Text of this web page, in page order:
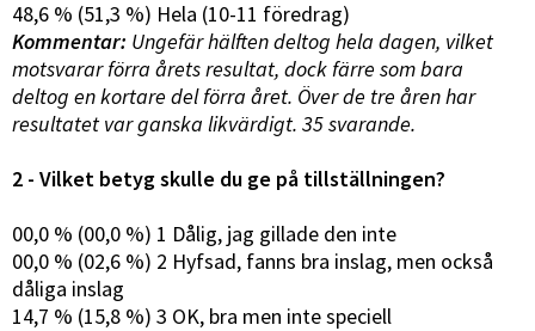
48,6 % (51,3 %) Hela (10-11 föredrag)
Kommentar: Ungefär hälften deltog hela dagen, vilket
motsvarar förra årets resultat, dock färre som bara
deltog en kortare del förra året. Över de tre åren har
resultatet var ganska likvärdigt. 35 svarande.
2 - Vilket betyg skulle du ge på tillställningen?
00,0 % (00,0 %) 1 Dålig, jag gillade den inte
00,0 % (02,6 %) 2 Hyfsad, fanns bra inslag, men också
dåliga inslag
14,7 % (15,8 %) 3 OK, bra men inte speciell